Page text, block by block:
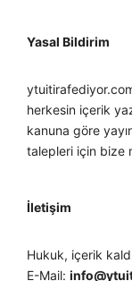
Yasal Bildirim
herkesin içerik
kanuna göre
talepleri için bize
İletişim
Hukuk, içerik
E-Mail: